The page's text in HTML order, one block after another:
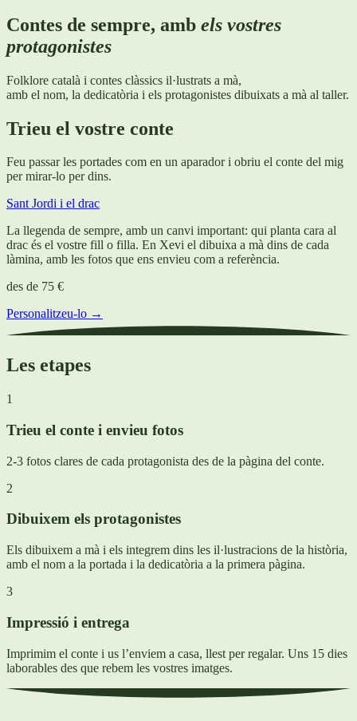
Contes de sempre, amb els vostres
protagonistes
Folklore català i contes clàssics il·lustrats a mà,
amb el nom, la dedicatòria i els protagonistes dibuixats a mà al taller.
Trieu el vostre conte
Feu passar les portades com en un aparador i obriu el conte del mig
per mirar-lo per dins.
Sant Jordi i el drac
La llegenda de sempre, amb un canvi important: qui planta cara al
drac és el vostre fill o filla. En Xevi el dibuixa a mà dins de cada
làmina, amb les fotos que ens envieu com a referència.
des de 75 €
Personalitzeu-lo →
Les etapes
1
Trieu el conte i envieu fotos
2-3 fotos clares de cada protagonista des de la pàgina del conte.
2
Dibuixem els protagonistes
Els dibuixem a mà i els integrem dins les il·lustracions de la història,
amb el nom a la portada i la dedicatòria a la primera pàgina.
3
Impressió i entrega
Imprimim el conte i us l’enviem a casa, llest per regalar. Uns 15 dies
laborables des que rebem les vostres imatges.